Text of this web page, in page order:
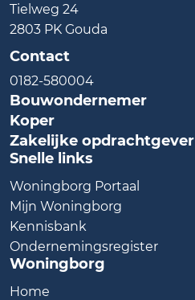
Tielweg 24
2803 PK Gouda
Contact
0182-580004
Bouwondernemer
Koper
Zakelijke opdrachtgever
Snelle links
Woningborg Portaal
Mijn Woningborg
Kennisbank
Ondernemingsregister
Woningborg
Home